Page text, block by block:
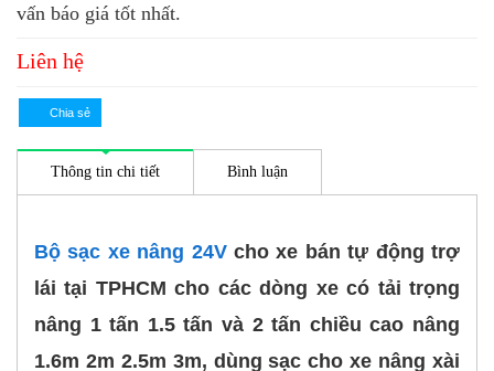
vấn báo giá tốt nhất.
Liên hệ
Thông tin chi tiết Bình luận
Bộ sạc xe nâng 24Vcho xe bán tự động trợ
lái tại TPHCM cho các dòng xe có tải trọng
nâng 1 tấn 1.5 tấn và 2 tấn chiều cao nâng
1.6m 2m 2.5m 3m, dùng sạc cho xe nâng xài